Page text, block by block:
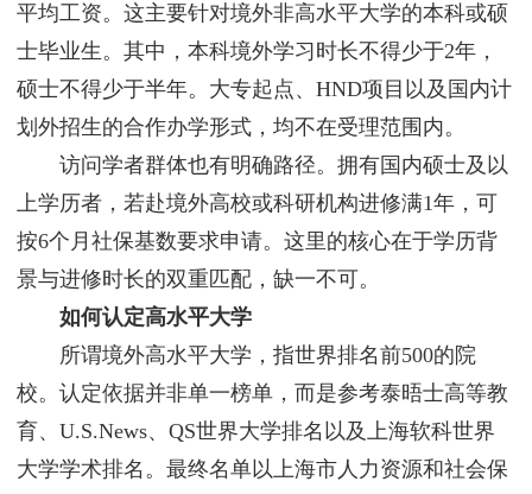
平均工资。这主要针对境外非高水平大学的本科或硕
士毕业生。其中，本科境外学习时长不得少于2年，
硕士不得少于半年。大专起点、HND项目以及国内计
划外招生的合作办学形式，均不在受理范围内。
访问学者群体也有明确路径。拥有国内硕士及以
上学历者，若赴境外高校或科研机构进修满1年，可
按6个月社保基数要求申请。这里的核心在于学历背
景与进修时长的双重匹配，缺一不可。
如何认定高水平大学
所谓境外高水平大学，指世界排名前500的院
校。认定依据并非单一榜单，而是参考泰晤士高等教
育、U.S.News、QS世界大学排名以及上海软科世界
大学学术排名。最终名单以上海市人力资源和社会保